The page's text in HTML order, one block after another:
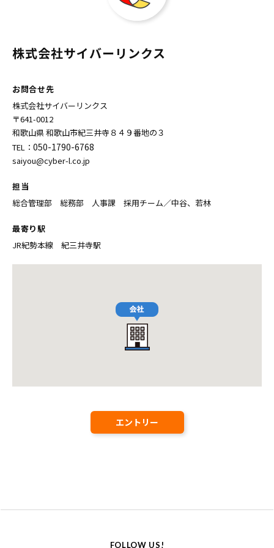
株式会社サイバーリンクス
お問合せ先
株式会社サイバーリンクス
〒641-0012
和歌山県 和歌山市紀三井寺８４９番地の３
TEL： 050-1790-6768
saiyou@cyber-l.co.jp
担当
総合管理部 総務部 人事課 採用チーム／中谷、若林
最寄り駅
JR紀勢本線 紀三井寺駅
エントリー
FOLLOW US!